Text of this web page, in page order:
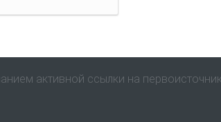
активной ссылки на